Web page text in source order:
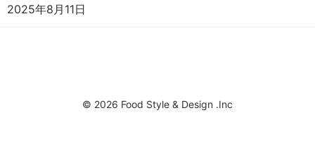
2025年8月11日
© 2026 Food Style & Design .Inc